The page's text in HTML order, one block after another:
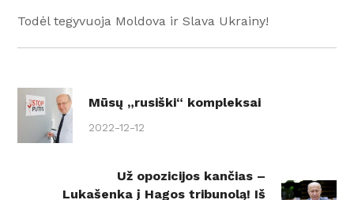
Todėl tegyvuoja Moldova ir Slava Ukrainy!
Mūsų „rusiški“ kompleksai
2022-12-12
Už opozicijos kančias –
Lukašenka į Hagos tribunolą! Iš